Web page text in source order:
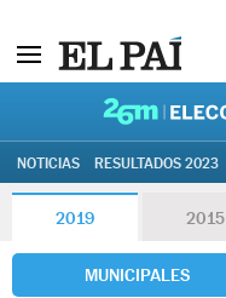
NOTICIAS RESULTADOS 2023
2019 2015
MUNICIPALES